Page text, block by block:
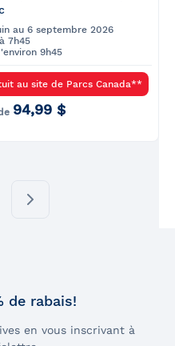
au 6 septembre 2026
7h45
9h45
au site de Parcs Canada**
94,99 $
de rabais!
en vous inscrivant à